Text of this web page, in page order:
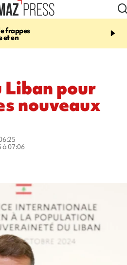
frappes
et en
17:14
Quatre
européennes pour les
Liban pour
nouveaux
à 07:06